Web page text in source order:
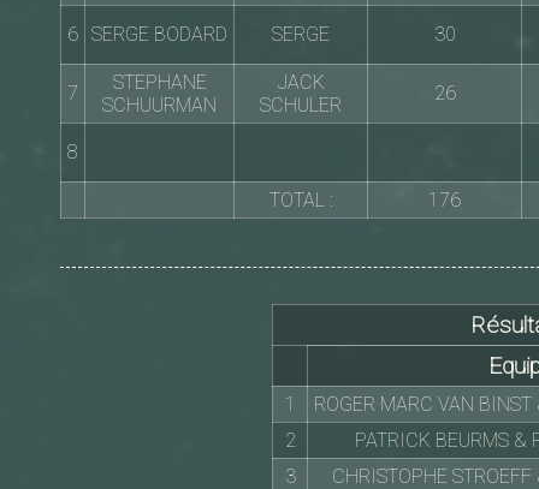
6 SERGE BODARD SERGE 30
7
STEPHANE
SCHUURMAN
JACK
SCHULER
26
8
TOTAL : 176
1
ROGER MARC VAN
2
PATRICK BEURMS &
3
CHRISTOPHE